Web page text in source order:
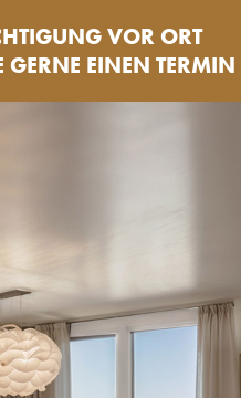
VOR ORT
GERNE EINEN TERMIN